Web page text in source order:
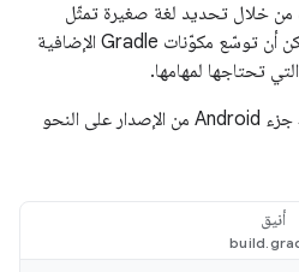
من خلال تحديد لغة صغيرة تمثّل
البيانات بطريقة أكثر طبيعية. يمكن أن توسّع مكوّنات Gradle الإضافية
على سبيل المثال، قد يبدو ضبط جزء Android من الإصدار على النحو
أنيق